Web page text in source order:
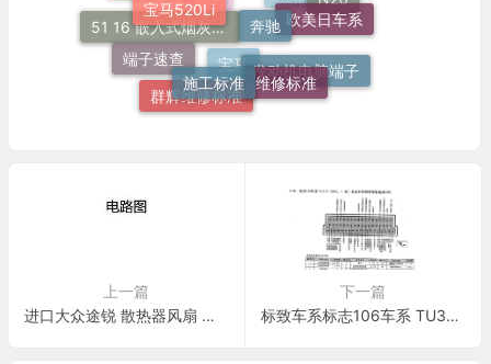
群辉维修标准
宝马 发动机电脑端子
维修标准
施工标准
端子速查
51 16 嵌入式烟灰缸托架
F18 培训 N20
欧美日车系
上一篇
进口大众途锐 散热器风扇 电路图
下一篇
标致车系标志106车系 TU3JP(KFX,1.4L)发动机控制系统电脑板55针端子